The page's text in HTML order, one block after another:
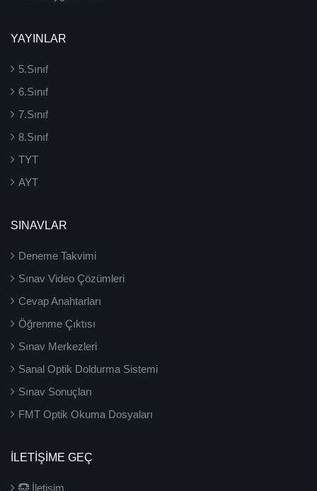
YAYINLAR
5.Sınıf
6.Sınıf
7.Sınıf
8.Sınıf
TYT
AYT
SINAVLAR
Deneme Takvimi
Sınav Video Çözümleri
Cevap Anahtarları
Öğrenme Çıktısı
Sınav Merkezleri
Sanal Optik Doldurma Sistemi
Sınav Sonuçları
FMT Optik Okuma Dosyaları
İLETIŞIME GEÇ
İletişim